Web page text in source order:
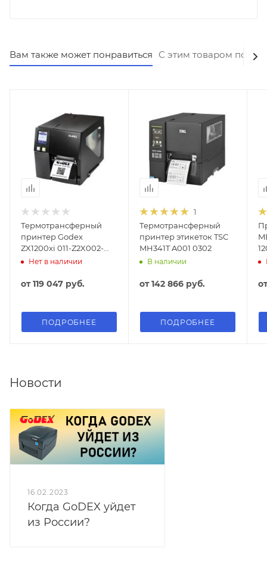
Вам также может понравиться С этим товаром
Термотрансферный
принтер Godex
ZX1200xi 011-Z2X002-
00BНет в наличии
от119 047 руб.
ПОДРОБНЕЕ
1
Термотрансферный
принтер этикеток TSC
MH341T A001 0302
В наличии
от142 866 руб.
ПОДРОБНЕЕ
Новости
16.02.2023
Когда GoDEX уйдет
из России?